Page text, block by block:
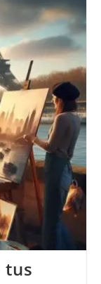
tus